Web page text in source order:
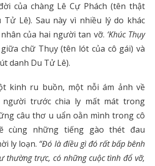
của chàng Lê Cự Phách (tên thật
Lê). Sau này vì nhiều lý do khác
của hai người tan vỡ. ‘Khúc Thụy
chữ Thụy (tên lót của cô gái) và
danh Du Tử Lê).
kinh ru buồn, mộtnỗi ám ảnh về
người trước chia ly mất mát trong
câu thơ u uẩn oằn mình trong cô
cùng những tiếng gào thét đau
ly loạn. “Đó là điều gì đó rất bấp bênh
thường trực, có những cuộc tình đổ vỡ,